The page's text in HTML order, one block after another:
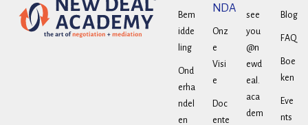
Bem
idde
ling
Ond
erha
ndel
en
NDA
Onz
e
Visi
e
Doc
ente
see
you
@n
ewd
eal.
aca
dem
Blog
FAQ
Boe
ken
Eve
nts